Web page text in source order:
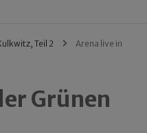
Teil 2
Arena live in
Grünen